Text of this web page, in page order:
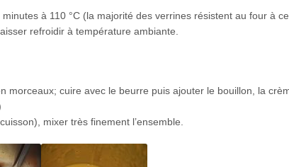
à 110 °C (la majorité des verrines résistent au four à
refroidir à température ambiante.
cuire avec le beurre puis ajouter le bouillon, la
mixer très finement l’ensemble.